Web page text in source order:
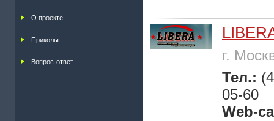
О проекте
Приколы
Вопрос-ответ
г.
Тел.:
05-60
Web-